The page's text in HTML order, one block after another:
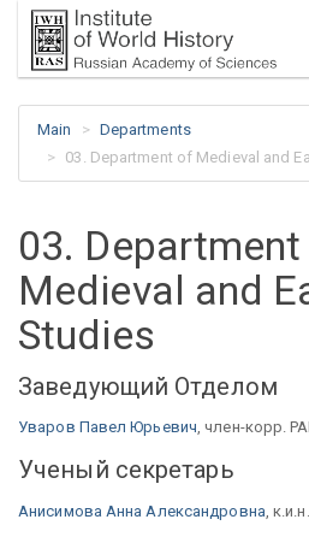
Main
Departments
03. Department of Medieval and
03.
Medieval and
Studies
Заведующий Отделом
Уваров Павел Юрьевич, член-корр.
Ученый секретарь
Анисимова Анна Александровна ,